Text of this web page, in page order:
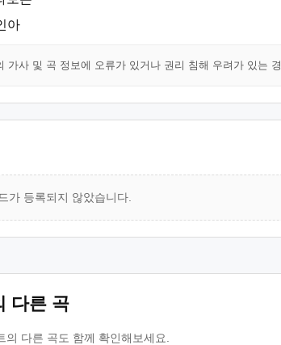
아
가사 및 곡 정보에 오류가 있거나 권리 침해 우려가 있는
가 등록되지 않았습니다.
다른 곡
의 다른 곡도 함께 확인해보세요.